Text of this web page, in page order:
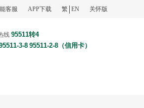
客服 APP下载 繁 EN 关怀版
线 95511转4
3-8 95511-2-8（信用卡）